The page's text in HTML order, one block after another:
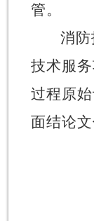
管。
消
技术服
过程原
面结论文